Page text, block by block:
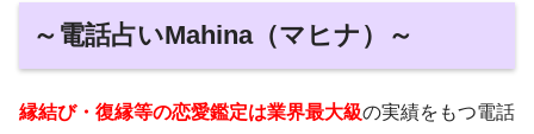
～電話占いMahina（マヒナ）～
縁結び・復縁等の恋愛鑑定は業界最大級の実績をもつ電話